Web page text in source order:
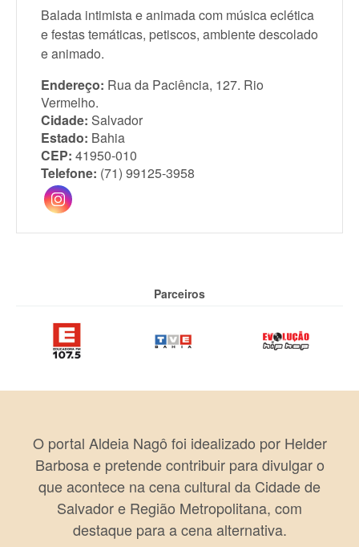
Balada intimista e animada com música eclética
e festas temáticas, petiscos, ambiente descolado
e animado.
Endereço: Rua da Paciência, 127. Rio
Vermelho.
Cidade: Salvador
Estado: Bahia
CEP: 41950-010
Telefone: (71) 99125-3958
Parceiros
O portal Aldeia Nagô foi idealizado por Helder
Barbosa e pretende contribuir para divulgar o
que acontece na cena cultural da Cidade de
Salvador e Região Metropolitana, com
destaque para a cena alternativa.